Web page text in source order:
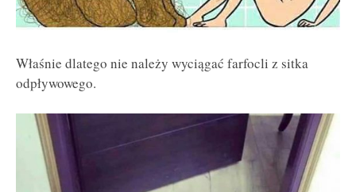
Właśnie dlatego nie należy wyciągać farfocli z sitka
odpływowego.